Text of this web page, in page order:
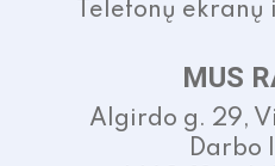
Telefonų
MUS
Algirdo g. 29,
Darbo